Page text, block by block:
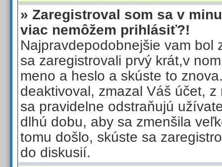
» Zaregistroval som sa v
viac nemôžem prihlásiť?!
Najpravdepodobnejšie vam bol
sa zaregistrovali prvý krát,v
meno a heslo a skúste to
deaktivoval, zmazal Váš účet,
sa pravidelne odstraňujú
dlhú dobu, aby sa zmenšila
tomu došlo, skúste sa
do diskusií.